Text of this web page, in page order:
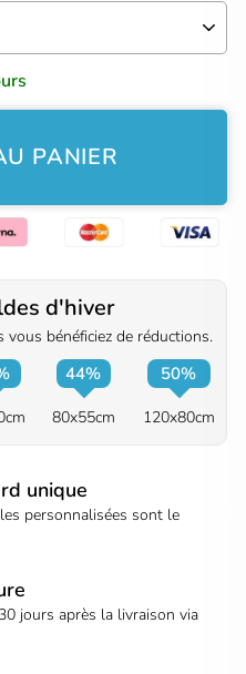
PANIER
d'hiver
bénéficiez de réductions.
44%
80x55cm
50%
120x80cm
unique
personnalisées sont le
jours après la livraison via